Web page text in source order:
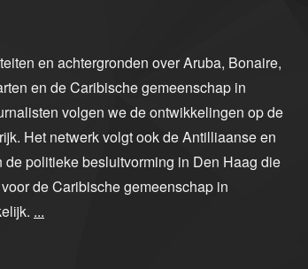
en achtergronden over Aruba, Bonaire,
en de Caribische gemeenschap in
volgen we de ontwikkelingen op de
Het netwerk volgt ook de Antilliaanse en
politieke besluitvorming in Den Haag die
de Caribische gemeenschap in
...